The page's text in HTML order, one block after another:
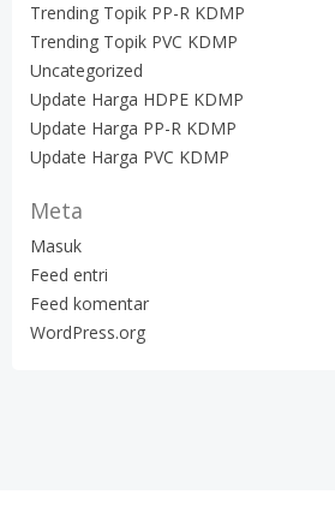
Trending Topik PP-R KDMP
Trending Topik PVC KDMP
Uncategorized
Update Harga HDPE KDMP
Update Harga PP-R KDMP
Update Harga PVC KDMP
Meta
Masuk
Feed entri
Feed komentar
WordPress.org